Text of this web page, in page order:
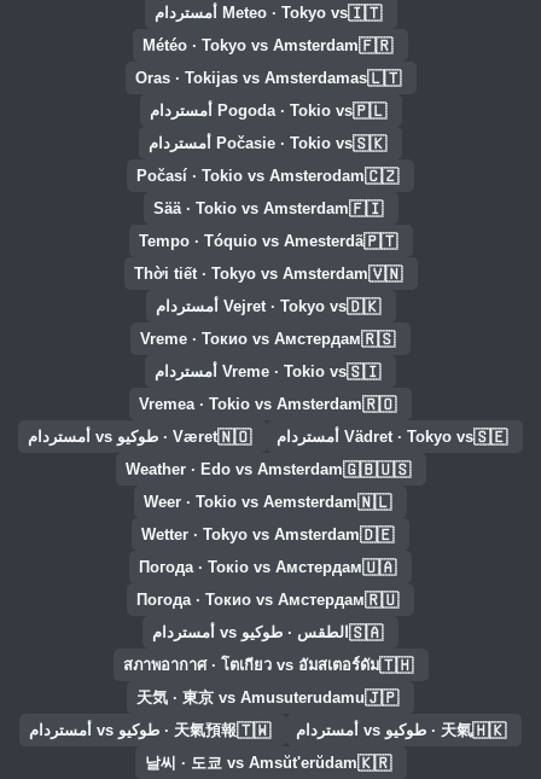
🇮🇹Meteo · Tokyo vs أمستردام
🇫🇷
Météo · Tokyo vs Amsterdam
🇱🇹
Oras · Tokijas vs Amsterdamas
🇵🇱Pogoda · Tokio vs أمستردام
🇸🇰Počasie · Tokio vs أمستردام
🇨🇿
Počasí · Tokio vs Amsterodam
🇫🇮
Sää · Tokio vs Amsterdam
🇵🇹
Tempo · Tóquio vs Amesterdã
🇻🇳
Thời tiết · Tokyo vs Amsterdam
🇩🇰Vejret · Tokyo vs أمستردام
🇷🇸
Vreme · Токио vs Амстердам
🇸🇮Vreme · Tokio vs أمستردام
🇷🇴
Vremea · Tokio vs Amsterdam
🇸🇪Vädret · Tokyo vs أمستردام 🇳🇴Været · طوكيو vs أمستردام
🇬🇧🇺🇸
Weather · Edo vs Amsterdam
🇳🇱
Weer · Tokio vs Aemsterdam
🇩🇪
Wetter · Tokyo vs Amsterdam
🇺🇦
Погода · Токіо vs Амстердам
🇷🇺
Погода · Токио vs Амстердам
🇸🇦 الطقس · طوكيو vs أمستردام
🇹🇭
สภาพอากาศ · โตเกียว vs อัมสเตอร์ดัม
🇯🇵
天気 · 東京 vs Amusuterudamu
🇭🇰天氣 · طوكيو vs أمستردام 🇹🇼天氣預報 · طوكيو vs أمستردام
🇰🇷
날씨 · 도쿄 vs Amsŭt'erŭdam